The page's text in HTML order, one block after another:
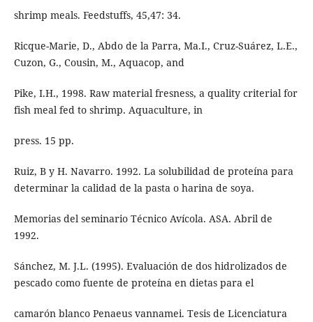
shrimp meals. Feedstuffs, 45,47: 34.
Ricque-Marie, D., Abdo de la Parra, Ma.I., Cruz-Suárez, L.E.,
Cuzon, G., Cousin, M., Aquacop, and
Pike, I.H., 1998. Raw material fresness, a quality criterial for
fish meal fed to shrimp. Aquaculture, in
press. 15 pp.
Ruiz, B y H. Navarro. 1992. La solubilidad de proteína para
determinar la calidad de la pasta o harina de soya.
Memorias del seminario Técnico Avícola. ASA. Abril de
1992.
Sánchez, M. J.L. (1995). Evaluación de dos hidrolizados de
pescado como fuente de proteína en dietas para el
camarón blanco Penaeus vannamei. Tesis de Licenciatura